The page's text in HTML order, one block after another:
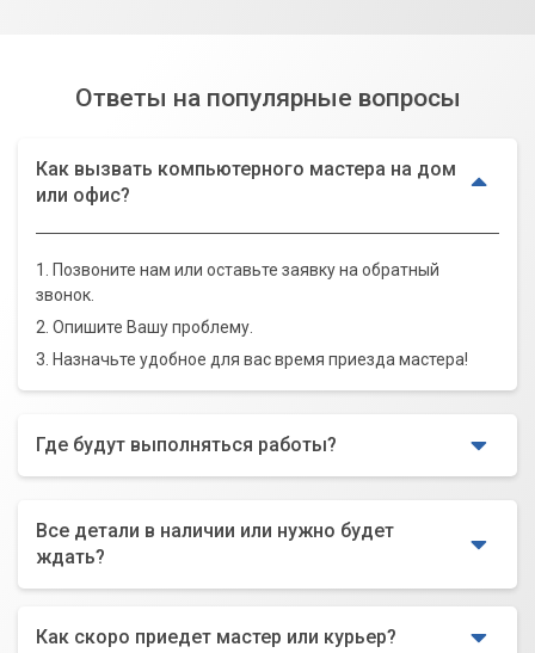
Ответы на популярные вопросы
Как вызвать компьютерного мастера на дом
или офис?
1. Позвоните нам или оставьте заявку на обратный
звонок.
2. Опишите Вашу проблему.
3. Назначьте удобное для вас время приезда мастера!
Где будут выполняться работы?
Все детали в наличии или нужно будет
ждать?
Как скоро приедет мастер или курьер?